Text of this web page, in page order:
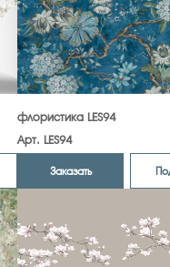
флористика LES94
Арт. LES94
Заказать